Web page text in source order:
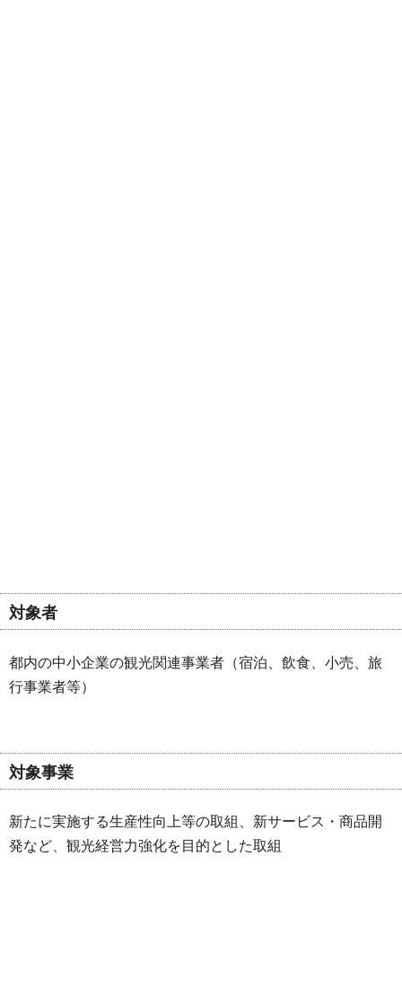
対象者
都内の中小企業の観光関連事業者（宿泊、飲食、小売、旅
行事業者等）
対象事業
新たに実施する生産性向上等の取組、新サービス・商品開
発など、観光経営力強化を目的とした取組